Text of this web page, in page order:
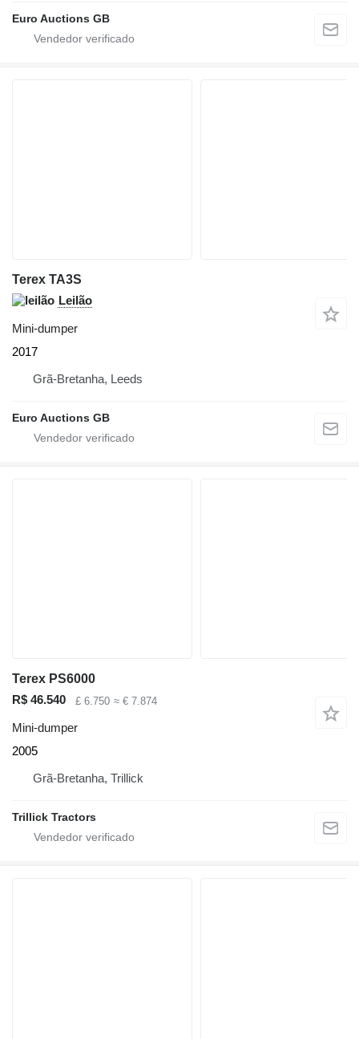
Euro Auctions GB
Terex TA3S
Leilão
Mini-dumper
2017
Grã-Bretanha, Leeds
Euro Auctions GB
Terex PS6000
R$ 46.540
£ 6.750 ≈ € 7.874
Mini-dumper
2005
Grã-Bretanha, Trillick
Trillick Tractors